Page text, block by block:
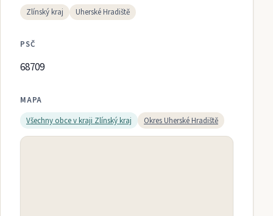
Zlínský kraj Uherské Hradiště
PSČ
68709
MAPA
Všechny obce v kraji Zlínský kraj OkresUherské Hradiště